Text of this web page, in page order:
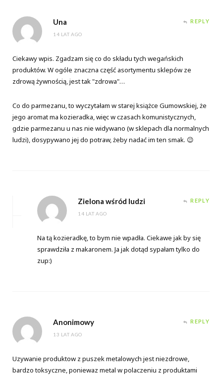
Una
14 LAT AGO
REPLY
Ciekawy wpis. Zgadzam się co do składu tych wegańskich
produktów. W ogóle znaczna część asortymentu sklepów ze
zdrową żywnością, jest tak "zdrowa"…
Co do parmezanu, to wyczytałam w starej książce Gumowskiej, że
jego aromat ma kozieradka, więc w czasach komunistycznych,
gdzie parmezanu u nas nie widywano (w sklepach dla normalnych
ludzi), dosypywano jej do potraw, żeby nadać im ten smak. 😉
Zielona wśród ludzi
14 LAT AGO
REPLY
Na tą kozieradkę, to bym nie wpadła. Ciekawe jak by się
sprawdziła z makaronem. Ja jak dotąd sypałam tylko do
zup:)
Anonimowy
13 LAT AGO
REPLY
Uzywanie produktow z puszek metalowych jest niezdrowe,
bardzo toksyczne, poniewaz metal w polaczeniu z produktami